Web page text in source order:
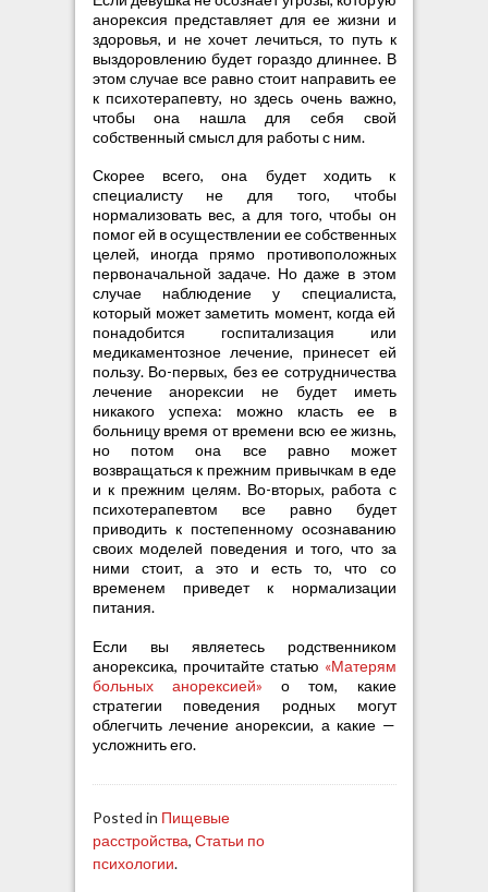
анорексия представляет для ее жизни и
здоровья, и не хочет лечиться, то путь к
выздоровлению будет гораздо длиннее. В
этом случае все равно стоит направить ее
к психотерапевту, но здесь очень важно,
чтобы она нашла для себя свой
собственный смысл для работы с ним.
Скорее всего, она будет ходить к
специалисту не для того, чтобы
нормализовать вес, а для того, чтобы он
помог ей в осуществлении ее собственных
целей, иногда прямо противоположных
первоначальной задаче. Но даже в этом
случае наблюдение у специалиста,
который может заметить момент, когда ей
понадобится госпитализация или
медикаментозное лечение, принесет ей
пользу. Во-первых, без ее сотрудничества
лечение анорексии не будет иметь
никакого успеха: можно класть ее в
больницу время от времени всю ее жизнь,
но потом она все равно может
возвращаться к прежним привычкам в еде
и к прежним целям. Во-вторых, работа с
психотерапевтом все равно будет
приводить к постепенному осознаванию
своих моделей поведения и того, что за
ними стоит, а это и есть то, что со
временем приведет к нормализации
питания.
Если вы являетесь родственником
анорексика, прочитайте статью «Матерям
больных анорексией» о том, какие
стратегии поведения родных могут
облегчить лечение анорексии, а какие —
усложнить его.
Posted in Пищевые
расстройства, Статьи по
психологии.